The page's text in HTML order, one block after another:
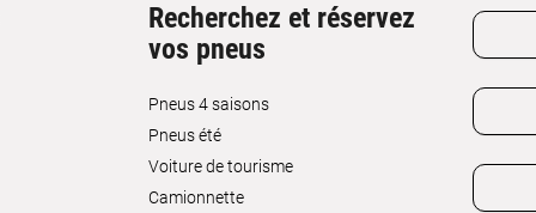
Recherchez et réservez
vos pneus
Pneus 4 saisons
Pneus été
Voiture de tourisme
Camionnette